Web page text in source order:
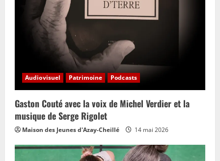
Audiovisuel Patrimoine Podcasts
Gaston Couté avec la voix de Michel Verdier et la
musique de Serge Rigolet
Maison des Jeunes d'Azay-Cheillé 14 mai 2026